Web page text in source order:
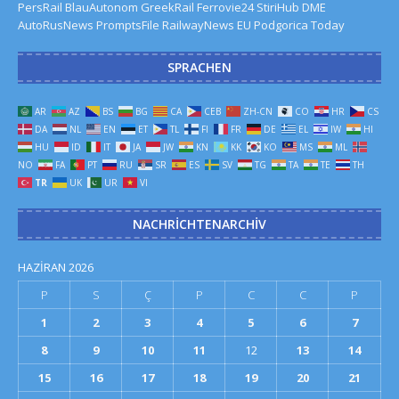
PersRail BlauAutonom GreekRail Ferrovie24 StiriHub DME
AutoRusNews PromptsFile RailwayNews EU Podgorica Today
SPRACHEN
AR AZ BS BG CA CEB ZH-CN CO HR
CS
DA
NL EN ET TL FI FR DE EL IW
HI
HU
ID IT JA JW KN KK KO MS
ML
NO
FA PT RU SR ES SV TG TA TE
TH
TR
UK UR VI
NACHRICHTENARCHIV
HAZIRAN 2026
P
S Ç P C C
P
1
2 3 4 5 6
7
8
9 10 11 12 13
14
15
16 17 18 19 20
21